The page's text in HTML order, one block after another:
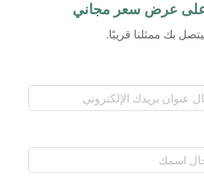
عرض سعر مجاني
بك ممثلنا قريبًا.